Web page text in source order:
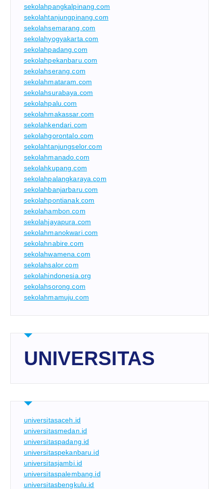
sekolahpangkalpinang.com
sekolahtanjungpinang.com
sekolahsemarang.com
sekolahyogyakarta.com
sekolahpadang.com
sekolahpekanbaru.com
sekolahserang.com
sekolahmataram.com
sekolahsurabaya.com
sekolahpalu.com
sekolahmakassar.com
sekolahkendari.com
sekolahgorontalo.com
sekolahtanjungselor.com
sekolahmanado.com
sekolahkupang.com
sekolahpalangkaraya.com
sekolahbanjarbaru.com
sekolahpontianak.com
sekolahambon.com
sekolahjayapura.com
sekolahmanokwari.com
sekolahnabire.com
sekolahwamena.com
sekolahsalor.com
sekolahindonesia.org
sekolahsorong.com
sekolahmamuju.com
UNIVERSITAS
universitasaceh.id
universitasmedan.id
universitaspadang.id
universitaspekanbaru.id
universitasjambi.id
universitaspalembang.id
universitasbengkulu.id